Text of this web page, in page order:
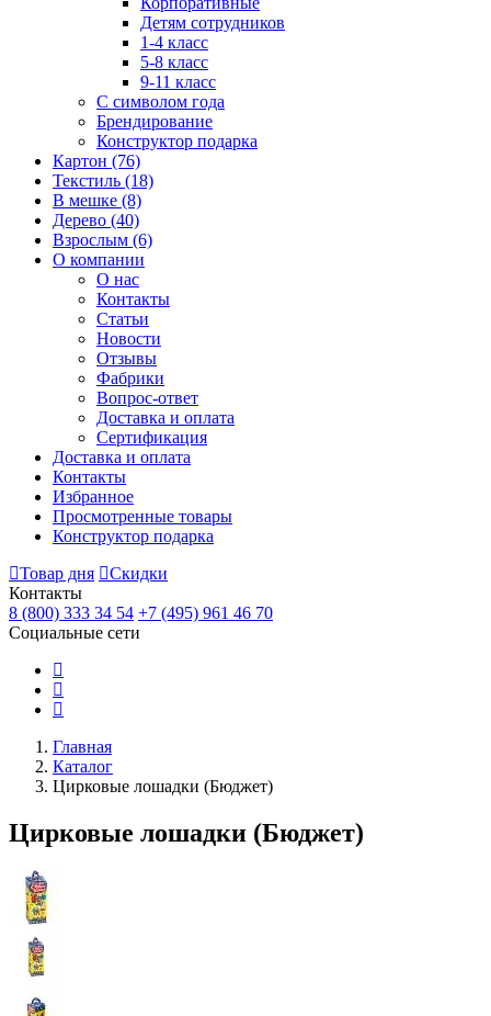
Детям сотрудников
1-4 класс
5-8 класс
9-11 класс
С символом года
Брендирование
Конструктор подарка
Картон (76)
Текстиль (18)
В мешке (8)
Дерево (40)
Взрослым (6)
О компании
О нас
Контакты
Статьи
Новости
Отзывы
Фабрики
Вопрос-ответ
Доставка и оплата
Сертификация
Доставка и оплата
Контакты
Избранное
Просмотренные товары
Конструктор подарка
Товар дня
Скидки
Контакты
8 (800) 333 34 54 +7 (495) 961 46 70
Социальные сети
Главная
Каталог
Цирковые лошадки (Бюджет)
Цирковые лошадки (Бюджет)